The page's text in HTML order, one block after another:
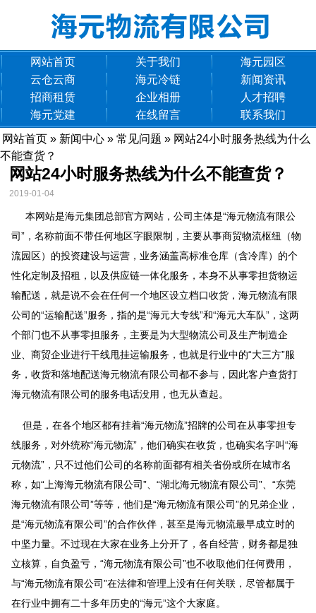
网站首页 关于我们
海元园区
云仓云商
海元冷链
新闻资讯
招商租赁
企业相册
人才招聘
海元党建
在线留言
联系我们
网站首页 » 新闻中心 » 常见问题 » 网站24小时服务热线为什么
不能查货？
网站24小时服务热线为什么不能查货？
2019-01-04
本网站是海元集团总部官方网站，公司主体是“海元物流有限公
司”，名称前面不带任何地区字眼限制，主要从事商贸物流枢纽（物
流园区）的投资建设与运营，业务涵盖高标准仓库（含冷库）的个
性化定制及招租，以及供应链一体化服务，本身不从事零担货物运
输配送，就是说不会在任何一个地区设立档口收货，海元物流有限
公司的“运输配送”服务，指的是“海元大专线”和“海元大车队”，这两
个部门也不从事零担服务，主要是为大型物流公司及生产制造企
业、商贸企业进行干线甩挂运输服务，也就是行业中的“大三方”服
务，收货和落地配送海元物流有限公司都不参与，因此客户查货打
海元物流有限公司的服务电话没用，也无从查起。
但是，在各个地区都有挂着“海元物流”招牌的公司在从事零担专
线服务，对外统称“海元物流”，他们确实在收货，也确实名字叫“海
元物流”，只不过他们公司的名称前面都有相关省份或所在城市名
称，如“上海海元物流有限公司”、“湖北海元物流有限公司”、“东莞
海元物流有限公司”等等，他们是“海元物流有限公司”的兄弟企业，
是“海元物流有限公司”的合作伙伴，甚至是海元物流最早成立时的
中坚力量。不过现在大家在业务上分开了，各自经营，财务都是独
立核算，自负盈亏，“海元物流有限公司”也不收取他们任何费用，
与“海元物流有限公司”在法律和管理上没有任何关联，尽管都属于
在行业中拥有二十多年历史的“海元”这个大家庭。